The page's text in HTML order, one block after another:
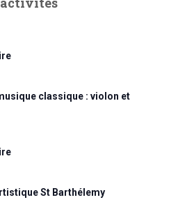
classique : violon et
St Barthélemy